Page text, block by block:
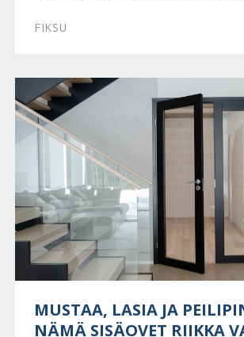
FIKSU
MUSTAA, LASIA JA
NÄMÄ SISÄOVET RIIKKA